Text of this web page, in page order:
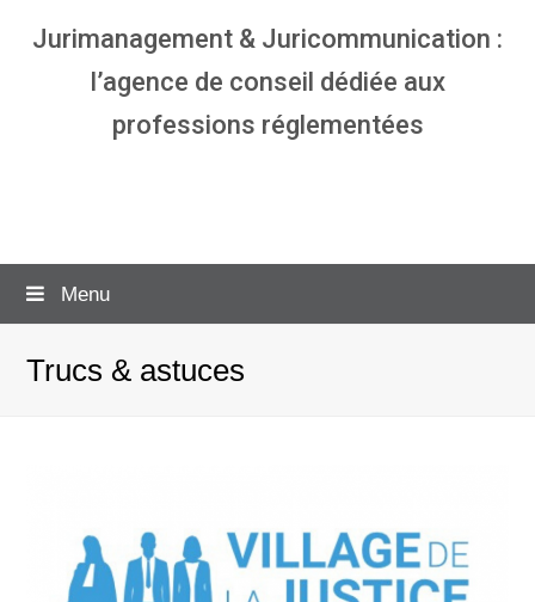
Jurimanagement & Juricommunication :
l’agence de conseil dédiée aux
professions réglementées
Menu
Trucs & astuces